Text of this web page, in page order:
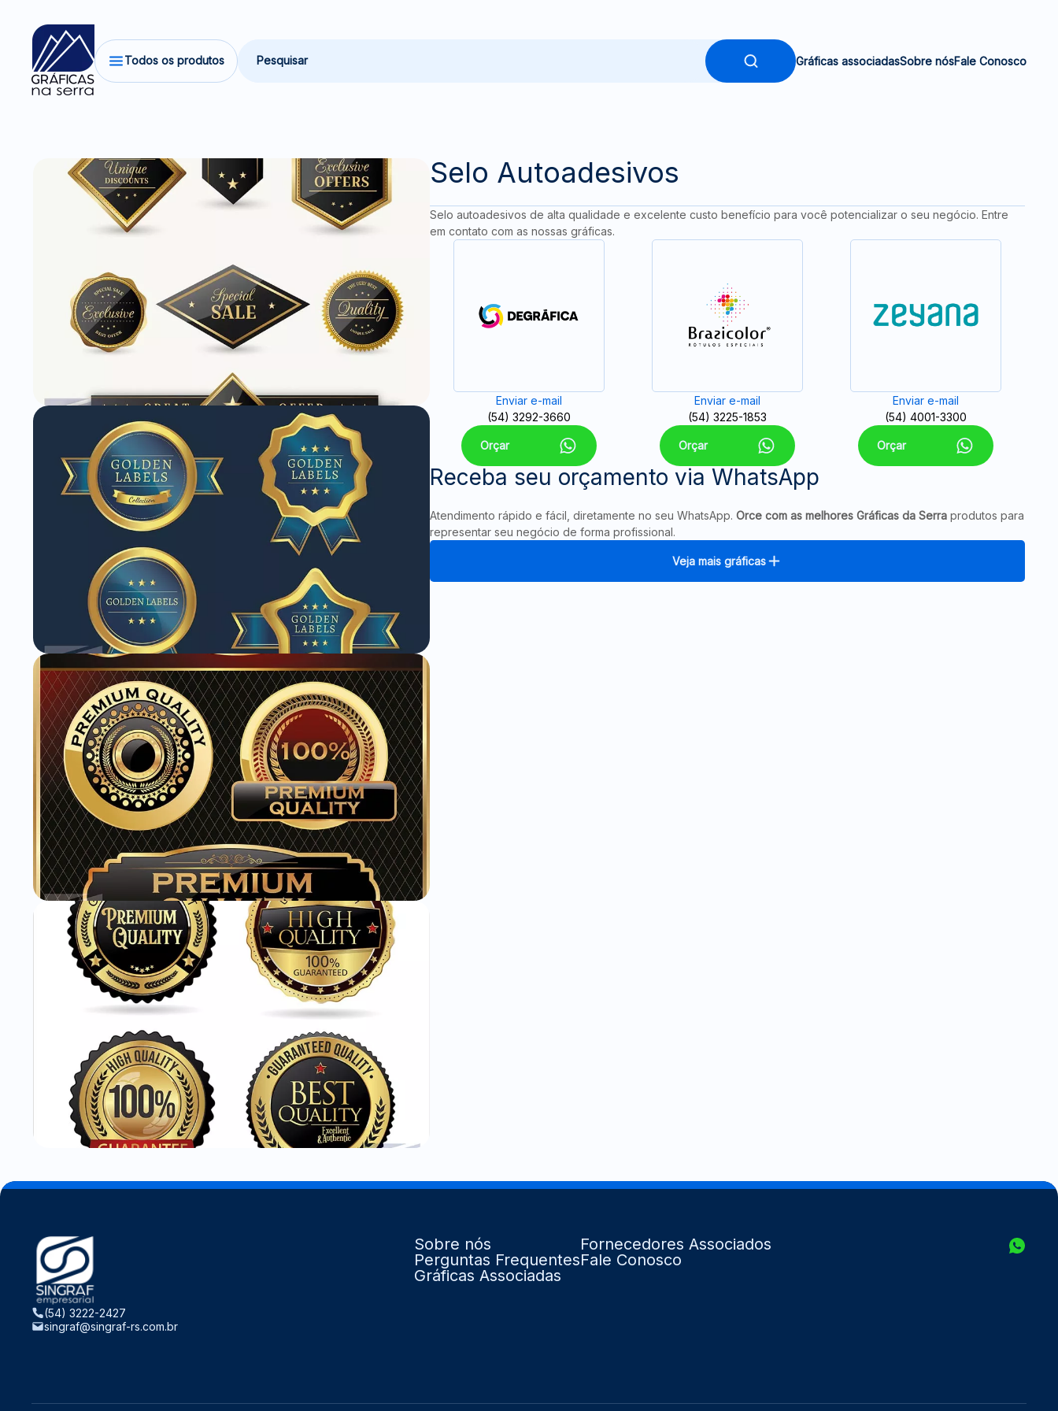
Todos os produtos Gráficas associadasSobre nósFale Conosco
Selo Autoadesivos
Selo autoadesivos de alta qualidade e excelente custo benefício para você potencializar o seu negócio. Entre
em contato com as nossas gráficas.
Enviar e-mail
(54) 3292-3660
Orçar
Enviar e-mail
(54) 3225-1853
Orçar
Enviar e-mail
(54) 4001-3300
Orçar
Receba seu orçamento via WhatsApp
Atendimento rápido e fácil, diretamente no seu WhatsApp. Orce com as melhores Gráficas da Serra produtos para
representar seu negócio de forma profissional.
Veja mais gráficas
(54) 3222-2427
singraf@singraf-rs.com.br
Sobre nós
Perguntas Frequentes
Gráficas Associadas
Fornecedores Associados
Fale Conosco